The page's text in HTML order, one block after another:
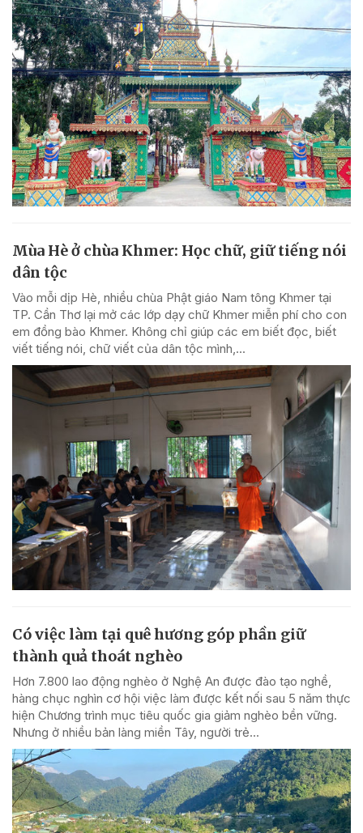
Mùa Hè ở chùa Khmer: Học chữ, giữ tiếng nói
dân tộc
Vào mỗi dịp Hè, nhiều chùa Phật giáo Nam tông Khmer tại
TP. Cần Thơ lại mở các lớp dạy chữ Khmer miễn phí cho con
em đồng bào Khmer. Không chỉ giúp các em biết đọc, biết
viết tiếng nói, chữ viết của dân tộc mình,...
Có việc làm tại quê hương góp phần giữ
thành quả thoát nghèo
Hơn 7.800 lao động nghèo ở Nghệ An được đào tạo nghề,
hàng chục nghìn cơ hội việc làm được kết nối sau 5 năm thực
hiện Chương trình mục tiêu quốc gia giảm nghèo bền vững.
Nhưng ở nhiều bản làng miền Tây, người trẻ...